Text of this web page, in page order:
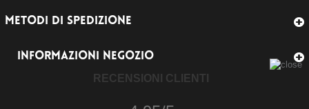
METODI DI SPEDIZIONE
INFORMAZIONI NEGOZIO
RECENSIONI CLIENTI